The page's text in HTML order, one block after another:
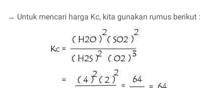
→ Untuk mencari harga Kc, kita gunakan rumus berikut :